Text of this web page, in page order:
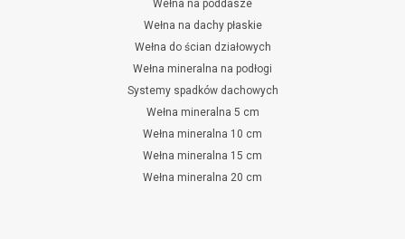
Wełna na poddasze
Wełna na dachy płaskie
Wełna do ścian działowych
Wełna mineralna na podłogi
Systemy spadków dachowych
Wełna mineralna 5 cm
Wełna mineralna 10 cm
Wełna mineralna 15 cm
Wełna mineralna 20 cm